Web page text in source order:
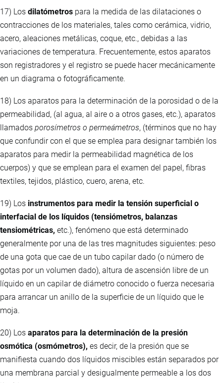
17) Los dilatómetros para la medida de las dilataciones o
contracciones de los materiales, tales como cerámica, vidrio,
acero, aleaciones metálicas, coque, etc., debidas a las
variaciones de temperatura. Frecuentemente, estos aparatos
son registradores y el registro se puede hacer mecánicamente
en un diagrama o fotográficamente.
18) Los aparatos para la determinación de la porosidad o de la
permeabilidad, (al agua, al aire o a otros gases, etc.), aparatos
llamados porosímetros o permeámetros, (términos que no hay
que confundir con el que se emplea para designar también los
aparatos para medir la permeabilidad magnética de los
cuerpos) y que se emplean para el examen del papel, fibras
textiles, tejidos, plástico, cuero, arena, etc.
19) Los instrumentos para medir la tensión superficial o
interfacial de los líquidos (tensiómetros, balanzas
tensiométricas, etc.), fenómeno que está determinado
generalmente por una de las tres magnitudes siguientes: peso
de una gota que cae de un tubo capilar dado (o número de
gotas por un volumen dado), altura de ascensión libre de un
líquido en un capilar de diámetro conocido o fuerza necesaria
para arrancar un anillo de la superficie de un líquido que le
moja.
20) Los aparatos para la determinación de la presión
osmótica (osmómetros), es decir, de la presión que se
manifiesta cuando dos líquidos miscibles están separados por
una membrana parcial y desigualmente permeable a los dos